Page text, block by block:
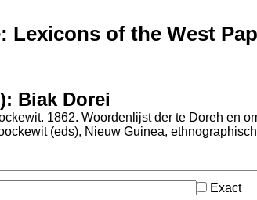
Lexicons of the West
Biak Dorei
1862. Woordenlijst der te Doreh en
(eds), Nieuw Guinea,
Exact